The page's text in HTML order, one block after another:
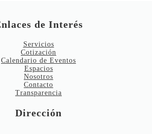
de Interés
Servicios
Cotización
Calendario de Eventos
Espacios
Nosotros
Contacto
Transparencia
Dirección